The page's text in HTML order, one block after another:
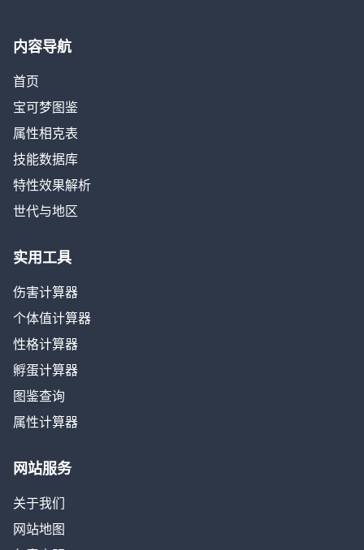
内容导航
首页
宝可梦图鉴
属性相克表
技能数据库
特性效果解析
世代与地区
实用工具
伤害计算器
个体值计算器
性格计算器
孵蛋计算器
图鉴查询
属性计算器
网站服务
关于我们
网站地图